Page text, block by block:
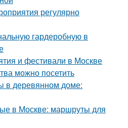
регулярно
гардеробную в
и фестивали в Москве
можно посетить
в деревянном доме:
в Москве: маршруты для